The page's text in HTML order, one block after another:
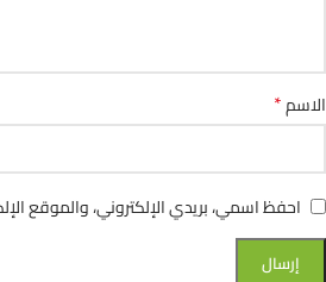
الاسم*
احفظ اسمي، بريدي الإلكتروني، والموقع